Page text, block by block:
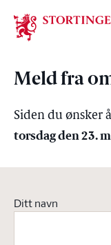
Stortinget.no
Meld fra
Siden du ønsker
torsdag den 23.
Ditt navn